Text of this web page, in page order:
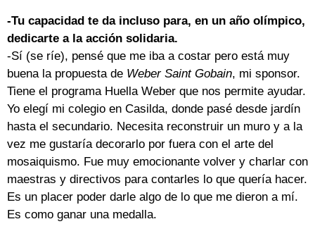
-Tu capacidad te da incluso para, en un año olímpico,
dedicarte a la acción solidaria.
-Sí (se ríe), pensé que me iba a costar pero está muy
buena la propuesta de Weber Saint Gobain, mi sponsor.
Tiene el programa Huella Weber que nos permite ayudar.
Yo elegí mi colegio en Casilda, donde pasé desde jardín
hasta el secundario. Necesita reconstruir un muro y a la
vez me gustaría decorarlo por fuera con el arte del
mosaiquismo. Fue muy emocionante volver y charlar con
maestras y directivos para contarles lo que quería hacer.
Es un placer poder darle algo de lo que me dieron a mí.
Es como ganar una medalla.